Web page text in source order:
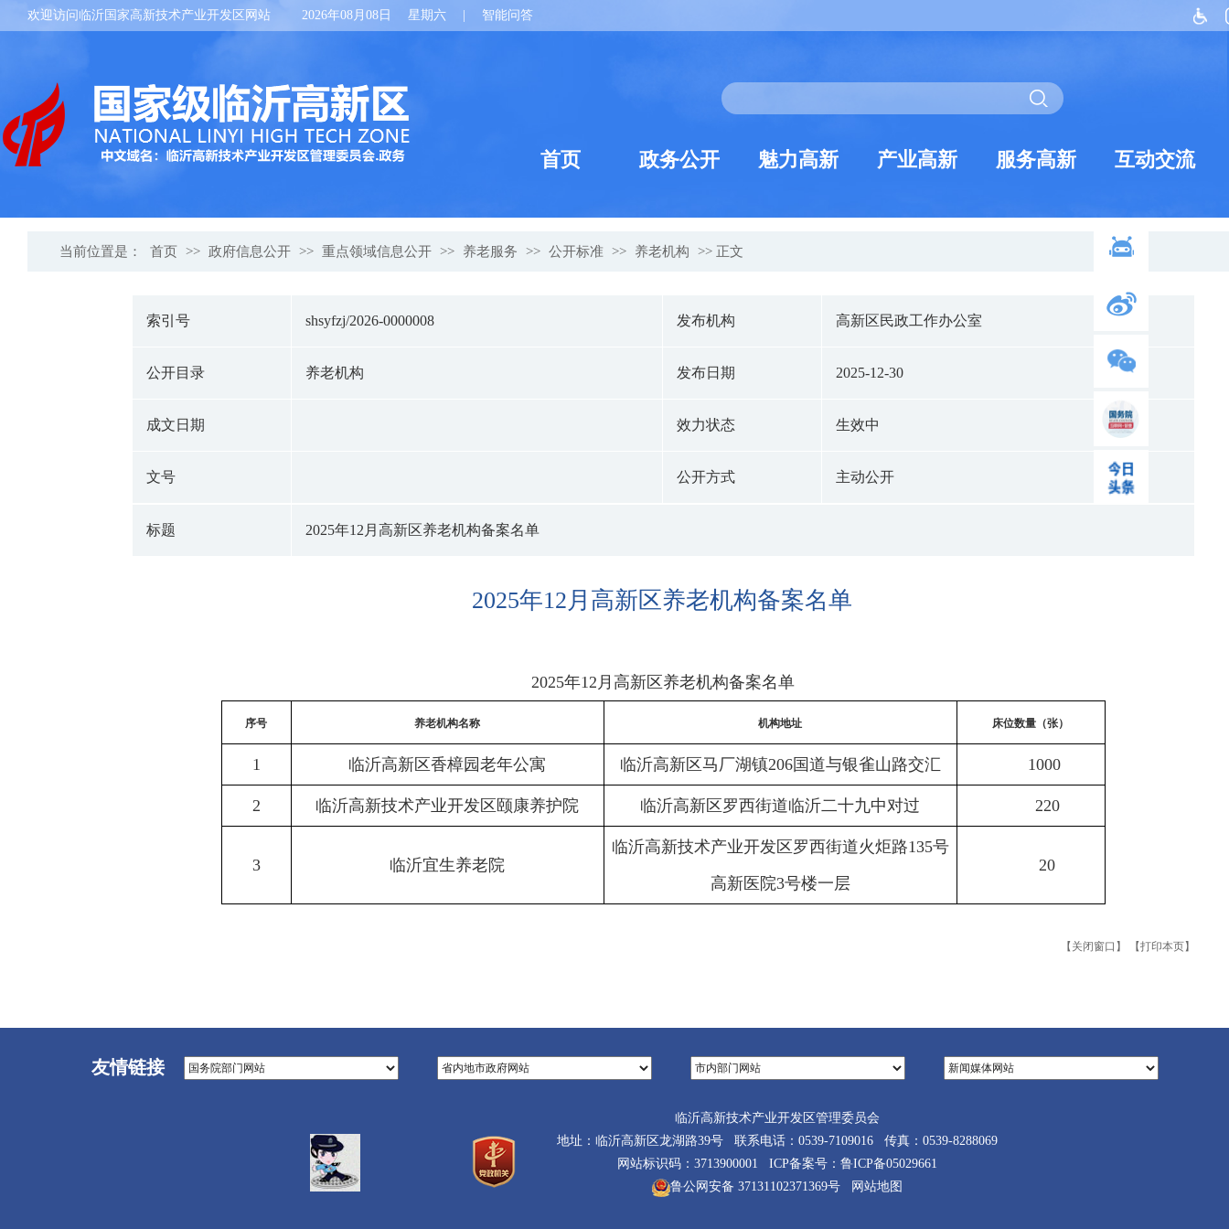
欢迎访问临沂国家高新技术产业开发区网站 2026年08月08日 星期六 智能问答
首页 政务公开 魅力高新 产业高新 服务高新 互动交流
当前位置是： 首页 >> 政府信息公开 >> 重点领域信息公开 >> 养老服务 >> 公开标准 >> 养老机构 >> 正文
索引号 shsyfzj/2026-0000008 发布机构 高新区民政工作办公室
公开目录 养老机构 发布日期 2025-12-30
成文日期 效力状态 生效中
文号 公开方式 主动公开
标题 2025年12月高新区养老机构备案名单
2025年12月高新区养老机构备案名单
2025年12月高新区养老机构备案名单
序号 养老机构名称 机构地址 床位数量（张）
1 临沂高新区香樟园老年公寓 临沂高新区马厂湖镇206国道与银雀山路交汇 1000
2 临沂高新技术产业开发区颐康养护院 临沂高新区罗西街道临沂二十九中对过 220
3 临沂宜生养老院
临沂高新技术产业开发区罗西街道火炬路135号
高新医院3号楼一层
20
【关闭窗口】 【打印本页】
友情链接
临沂高新技术产业开发区管理委员会
地址：临沂高新区龙湖路39号 联系电话：0539-7109016 传真：0539-8288069
网站标识码：3713900001 ICP备案号： 鲁ICP备05029661
鲁公网安备 37131102371369号
网站地图